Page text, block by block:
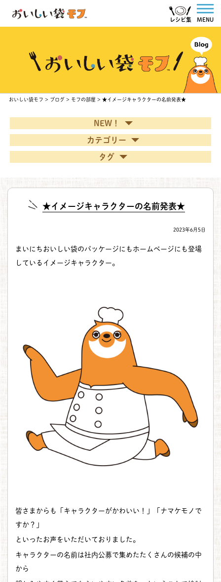
レシピ集 MENU
おいしい袋モフ > ブログ > モフの部屋 > ★イメージキャラクターの名前発表★
★イメージキャラクターの名前発表★
2023年6月5日
まいにちおいしい袋のパッケージにもホームページにも登場
しているイメージキャラクター。
皆さまからも「キャラクターがかわいい！」「ナマケモノで
すか？」
といったお声をいただいておりました。
キャラクターの名前は社内公募で集めたたくさんの候補の中
から
NEW！
カテゴリー
タグ